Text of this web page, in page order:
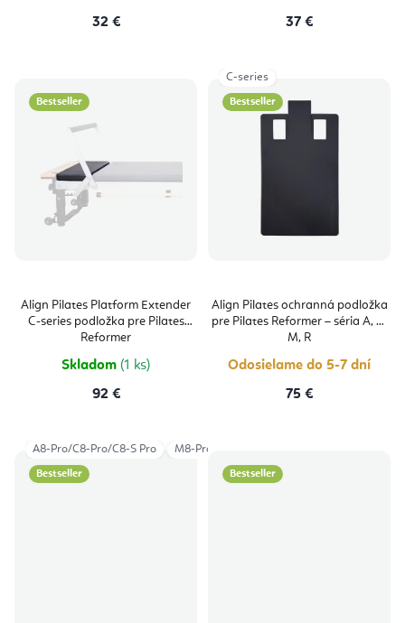
32 €
37 €
Bestseller
Align Pilates Platform Extender
C-series podložka pre Pilates
Reformer
Skladom (1 ks)
92 €
Bestseller
Align Pilates ochranná podložka
pre Pilates Reformer – séria A, C,
M, R
Odosielame do 5-7 dní
75 €
C-series
Bestseller
A8-Pro/C8-Pro/C8-S Pro M8-Pro
Bestseller